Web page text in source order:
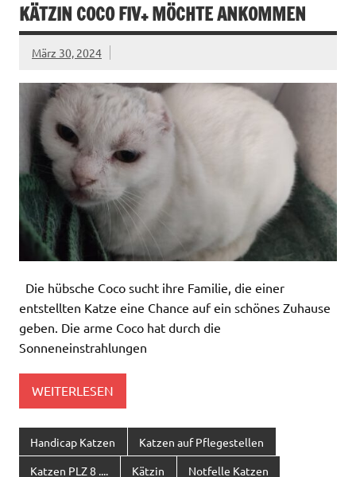
KÄTZIN COCO FIV+ MÖCHTE ANKOMMEN
März 30, 2024
Die hübsche Coco sucht ihre Familie, die einer
entstellten Katze eine Chance auf ein schönes Zuhause
geben. Die arme Coco hat durch die
Sonneneinstrahlungen
WEITERLESEN
Handicap Katzen Katzen auf Pflegestellen
Katzen PLZ 8 .... Kätzin Notfelle Katzen